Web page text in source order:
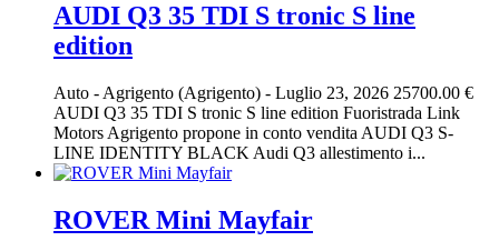
AUDI Q3 35 TDI S tronic S line
edition
Auto - Agrigento (Agrigento) - Luglio 23, 2026 25700.00 €
AUDI Q3 35 TDI S tronic S line edition Fuoristrada Link
Motors Agrigento propone in conto vendita AUDI Q3 S-
LINE IDENTITY BLACK Audi Q3 allestimento i...
ROVER Mini Mayfair